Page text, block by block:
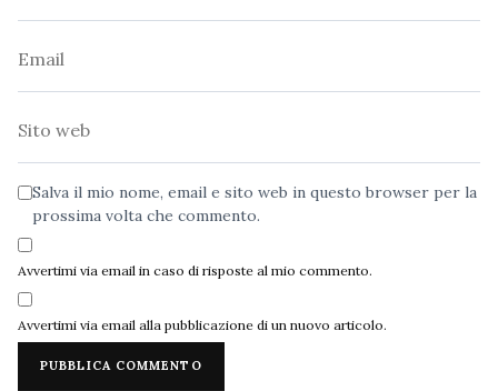
Salva il mio nome, email e sito web in questo browser per la
prossima volta che commento.
Avvertimi via email in caso di risposte al mio commento.
Avvertimi via email alla pubblicazione di un nuovo articolo.